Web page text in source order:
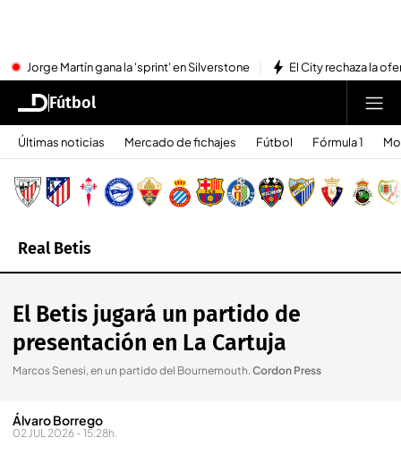
Jorge Martín gana la 'sprint' en Silverstone El City rechaza la
Fútbol
Últimas noticias Mercado de fichajes Fútbol Fórmula 1
Real Betis
El Betis jugará un partido de
presentación en La Cartuja
Marcos Senesi, en un partido del Bournemouth.Cordon Press
Álvaro Borrego
02 JUL 2026 - 15:28h.